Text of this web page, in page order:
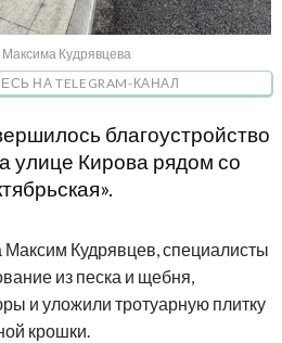
Кудрявцева
НА TELEGRAM-КАНАЛ
благоустройство
улице Кирова рядом со
Кудрявцев, специалисты
из песка и щебня,
и уложили тротуарную плитку
крошки.